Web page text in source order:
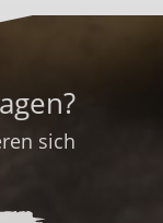
sich